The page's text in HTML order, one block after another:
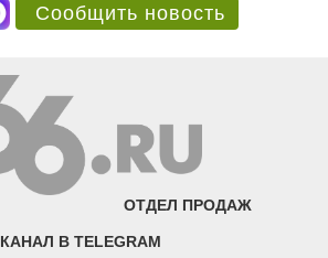
Сообщить новость
ОТДЕЛ ПРОДАЖ
КАНАЛ В TELEGRAM